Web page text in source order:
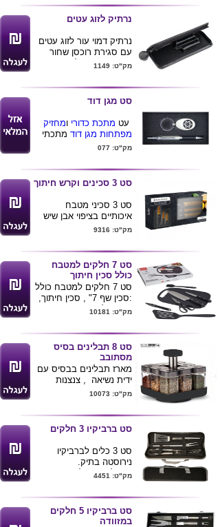
נרתיק לזוג עטים
נרתיק דמוי עור לזוג עטים
עם סגירת רוכסן שחור
באריזת קרטון לבנה
מק"ט: 1149
סט מגן דוד
עט מתכת כדורי ומחזיק
מפתחות מגן דוד מתכתי
באריזת מתנה מפוארת
ניתן לשלב סוגים נוספים
של עטי מתכת בסט.
מק"ט: 077
סט 3 סכינים וקרש חיתוך
סט 3 סכיני מטבח
איכותיים בציפוי אבן שיש
מונע הדבקות ,עם קרש
אנטיבקטריאלי
סכין שף 8" , 1.5 מ"מ ,
סכין שימושית 5" 1.5 מ"מ ,
סכין 3.5" 1.2 מ"מ
קרש חיתוך 21X30 ס"מ
מגיע באריזת מתנה .
מק"ט: 9316
סט 7 חלקים למטבח
כולל סכין חיתוך
סט 7 חלקים למטבח כולל
:סכין שף 7" , סכין חיתוך,
תרווד, לוח חיתוך,מספריי
ניתן למתג את המוצר .
מק"ט: 10181
סט 8 תבלינים בסיס
מסתובב
מארז תבלינים בבסיס עם
ידית נשיאה , צנצנות
איכותיות מזכוכית עם
לבחירת גודל חריץ רצוי
לתבלין .
מידות : צנצנות
-10X4.5X4.5 ס"מ , בסיס
- 15X15X17 ס"מ
ניתן למתג את המוצר
מק"ט: 10073
סט ברביקיו 3 חלקים
סט 3 כלים לברביקיו
נירוסטה בתיק.
ניתן להדפיס לוגו ע"ג
מק"ט: 4451
סט ברביקיו 5 חלקים
במזוודה